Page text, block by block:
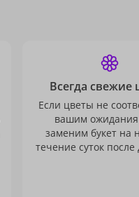
Всегда свежие
Если цветы не
вашим
заменим букет на
течение суток после